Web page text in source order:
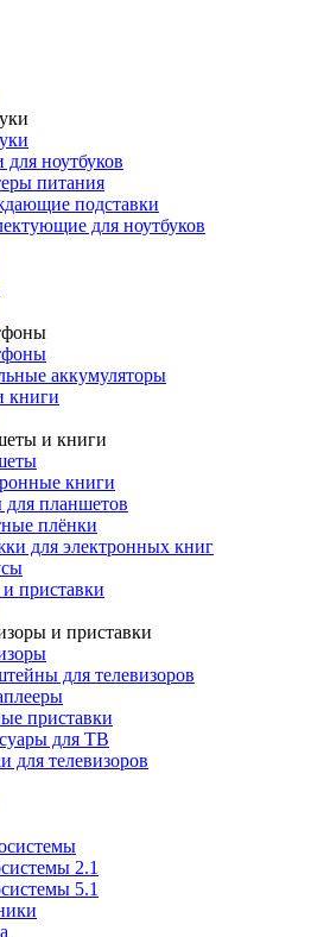
ноутбуков
питания
подставки
для ноутбуков
аккумуляторы
книги
и книги
книги
планшетов
плёнки
для электронных книг
приставки
и приставки
для телевизоров
приставки
для ТВ
для телевизоров
2.1
5.1